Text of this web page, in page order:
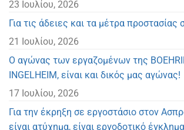
23 Ιουλίου, 2026
Για τις άδειες και τα μέτρα προστασίας
21 Ιουλίου, 2026
Ο αγώνας των εργαζομένων της
INGELHEIM, είναι και δικός μας αγώνας!
17 Ιουλίου, 2026
Για την έκρηξη σε εργοστάσιο στον
είναι ατύχημα, είναι εργοδοτικό